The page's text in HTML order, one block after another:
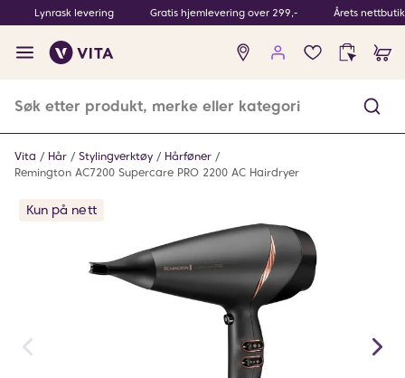
Lynrask levering Gratis hjemlevering over 299,- Årets
Ingen
produkter
Vita Hår Stylingverktøy
Hårføner
Remington AC7200 Supercare PRO 2200 AC Hairdryer
Kun på nett